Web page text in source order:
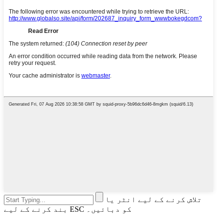
تلاش کرنے کے لیے انٹر یا
بند کرنے کے لیے ESC کو دبائیں۔